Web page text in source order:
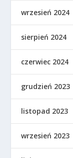
wrzesień 2024
sierpień 2024
czerwiec 2024
grudzień 2023
listopad 2023
wrzesień 2023